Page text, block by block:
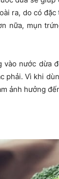
ra, do có
nữa, mụn
nước dừa
phải. Vì khi
ảnh hưởng